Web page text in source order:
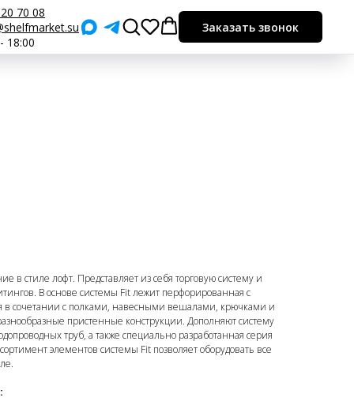
70 08
18:00
Заказать звонок
в стиле лофт. Представляет из себя торговую систему и
В основе системы Fit лежит перфорированная с
в сочетании с полками, навесными вешалами, крючками и
пристенные конструкции. Дополняют систему
труб, а также специально разработанная серия
элементов системы Fit позволяет оборудовать все